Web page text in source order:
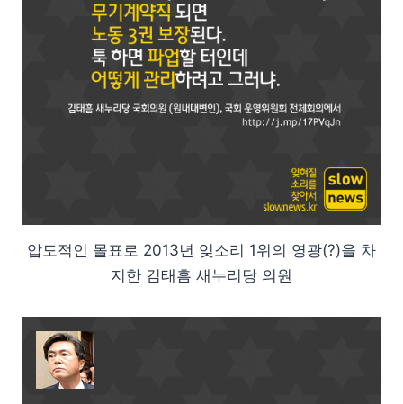
압도적인 몰표로 2013년 잊소리 1위의 영광(?)을 차
지한 김태흠 새누리당 의원